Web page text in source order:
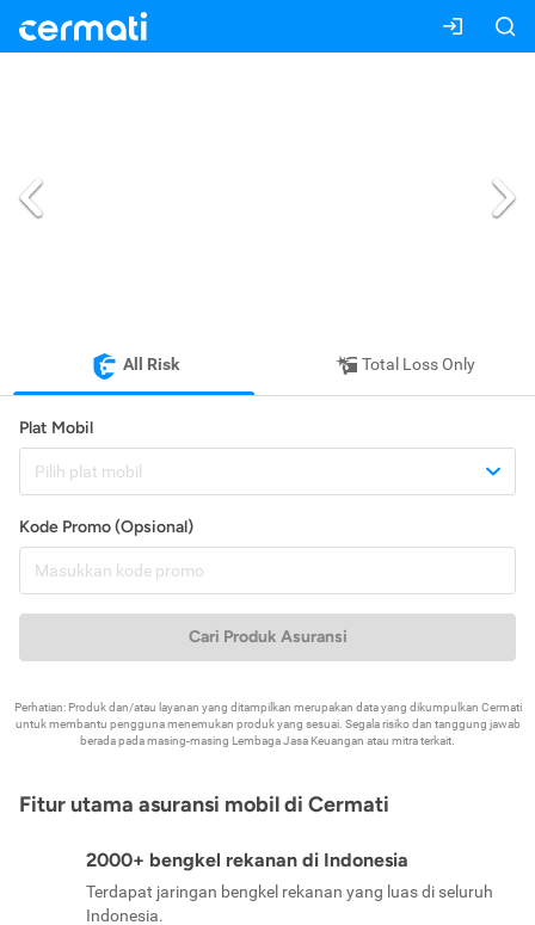
All Risk Total Loss Only
Plat Mobil
Pilih plat mobil
Kode Promo (Opsional)
Cari Produk Asuransi
Perhatian: Produk dan/atau layanan yang ditampilkan merupakan data yang dikumpulkan Cermati
untuk membantu pengguna menemukan produk yang sesuai. Segala risiko dan tanggung jawab
berada pada masing-masing Lembaga Jasa Keuangan atau mitra terkait.
Fitur utama asuransi mobil di Cermati
2000+ bengkel rekanan di Indonesia
Terdapat jaringan bengkel rekanan yang luas di seluruh
Indonesia.